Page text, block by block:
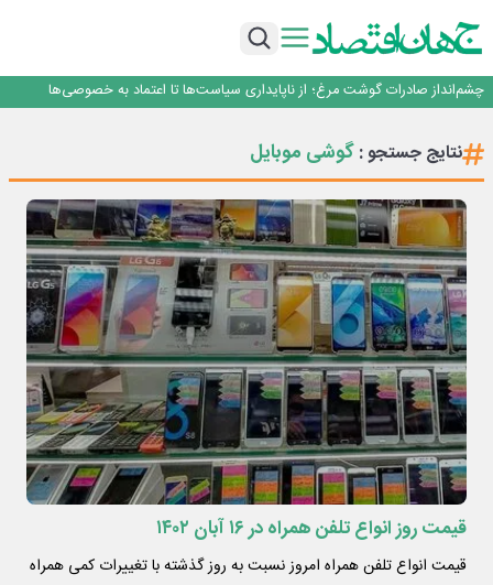
رییس‌کل بیمه مرکزی: برای حقوق مردم خط قرمز ندارم
چشم‌انداز صادرات گوشت مرغ؛ از ناپایداری سیاست‌ها تا اعتماد به خصوصی‌ها
عبور فکور صنعت از مرز ۵۳ همت درآمد
رییس‌کل بیمه مرکزی: برای حقوق مردم خط قرمز ندارم
نتایج جستجو :گوشی موبایل
قیمت روز انواع تلفن همراه در ۱۶ آبان ۱۴۰۲
قیمت انواع تلفن همراه امروز نسبت به روز گذشته با تغییرات کمی همراه